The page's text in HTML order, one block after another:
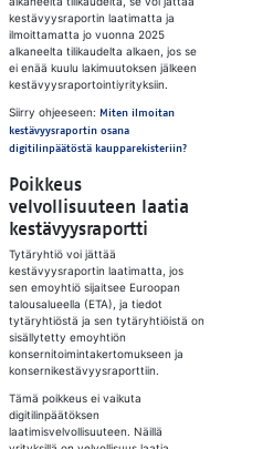
kestävyysraportin laatimatta ja
ilmoittamatta jo vuonna 2025
alkaneelta tilikaudelta alkaen, jos se
ei enää kuulu lakimuutoksen jälkeen
kestävyysraportointiyrityksiin.
Siirry ohjeeseen: Miten ilmoitan
kestävyysraportin osana
digitilinpäätöstä kaupparekisteriin?
Poikkeus
velvollisuuteen laatia
kestävyysraportti
Tytäryhtiö voi jättää
kestävyysraportin laatimatta, jos
sen emoyhtiö sijaitsee Euroopan
talousalueella (ETA), ja tiedot
tytäryhtiöstä ja sen tytäryhtiöistä on
sisällytetty emoyhtiön
konsernitoimintakertomukseen ja
konsernikestävyysraporttiin.
Tämä poikkeus ei vaikuta
digitilinpäätöksen
laatimisvelvollisuuteen. Näillä